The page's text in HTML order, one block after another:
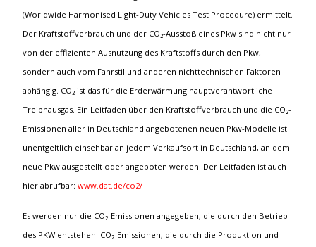
(Worldwide Harmonised Light-Duty Vehicles Test Procedure) ermittelt.
Der Kraftstoffverbrauch und der CO₂-Ausstoß eines Pkw sind nicht nur
von der effizienten Ausnutzung des Kraftstoffs durch den Pkw,
sondern auch vom Fahrstil und anderen nichttechnischen Faktoren
abhängig. CO₂ ist das für die Erderwärmung hauptverantwortliche
Treibhausgas. Ein Leitfaden über den Kraftstoffverbrauch und die CO₂-
Emissionen aller in Deutschland angebotenen neuen Pkw-Modelle ist
unentgeltlich einsehbar an jedem Verkaufsort in Deutschland, an dem
neue Pkw ausgestellt oder angeboten werden. Der Leitfaden ist auch
hier abrufbar: www.dat.de/co2/
Es werden nur die CO₂-Emissionen angegeben, die durch den Betrieb
des PKW entstehen. CO₂-Emissionen, die durch die Produktion und